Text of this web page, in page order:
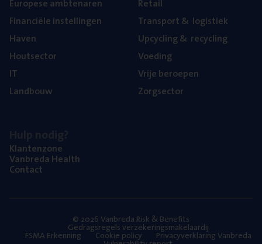
Finan­ci­ë­le instellingen
Haven
Hout­sec­tor
IT
Land­bouw
Trans­port& logistiek
Upcy­cling& recycling
Voe­ding
Vrije beroe­pen
Zorg­sec­tor
Klan­ten­zo­ne
Van­b­re­da Health
Con­tact
© 2026 Vanbreda Risk & Benefits
Gedragsregels verzekeringsmakelaardij
FSMA Erkenning Cookie policy Privacyverklaring Vanbreda